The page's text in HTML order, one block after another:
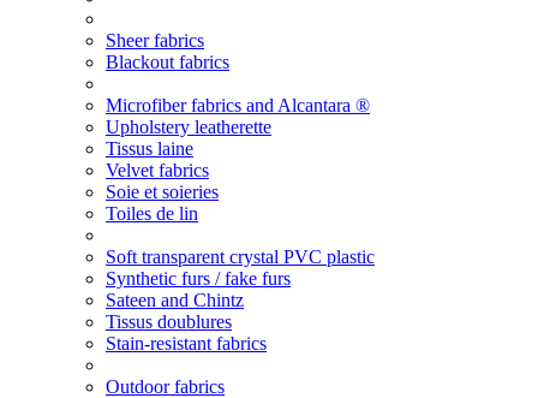
Sheer fabrics
Blackout fabrics
Microfiber fabrics and Alcantara ®
Upholstery leatherette
Tissus laine
Velvet fabrics
Soie et soieries
Toiles de lin
Soft transparent crystal PVC plastic
Synthetic furs / fake furs
Sateen and Chintz
Tissus doublures
Stain-resistant fabrics
Outdoor fabrics